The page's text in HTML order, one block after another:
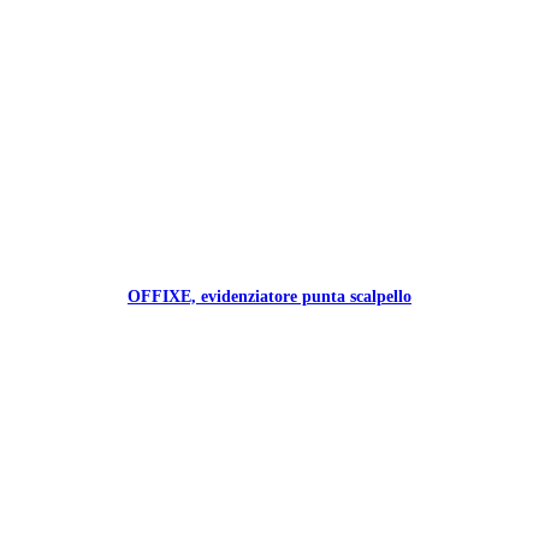
OFFIXE, evidenziatore punta scalpello